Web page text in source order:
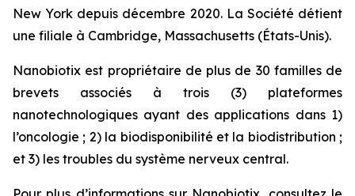
New York depuis décembre 2020. La Société détient
une filiale à Cambridge, Massachusetts (États-Unis).
Nanobiotix est propriétaire de plus de 30 familles de
brevets associés à trois (3) plateformes
nanotechnologiques ayant des applications dans 1)
l’oncologie ; 2) la biodisponibilité et la biodistribution ;
et 3) les troubles du système nerveux central.